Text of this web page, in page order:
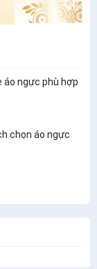
áo ngực phù hợp
chọn áo ngực